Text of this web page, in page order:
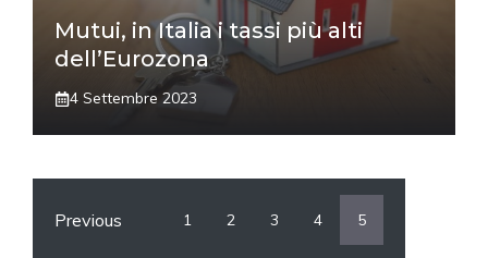
Mutui, in Italia i tassi più alti
dell’Eurozona
4 Settembre 2023
Previous 1 2 3 4 5